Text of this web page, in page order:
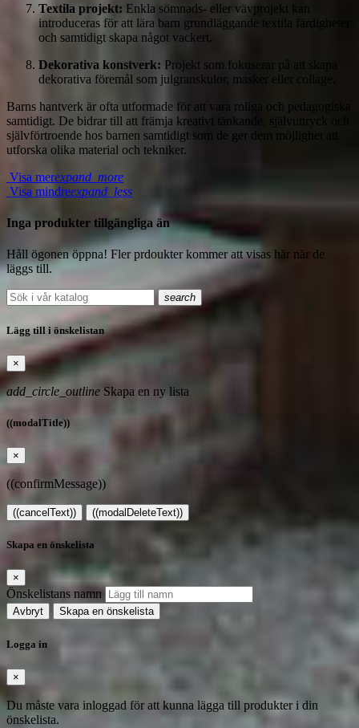
Textila projekt: Enkla sömnads- eller vävprojekt kan
introduceras för att lära barn grundläggande textila färdigheter
och samtidigt skapa något vackert.
Dekorativa konstverk: Projekt som fokuserar på att skapa
dekorativa föremål som julgranskulor, masker eller collage.
Barns hantverk är ofta utformade för att vara roliga och pedagogiska
samtidigt. De bidrar till att främja kreativt tänkande, självuttryck och
självförtroende hos barnen samtidigt som de ger dem möjlighet att
utforska olika material och tekniker.
Visa merexpand_more
Visa mindreexpand_less
Inga produkter tillgängliga än
Håll ögonen öppna! Fler prdoukter kommer att visas här när de
läggs till.
search
Lägg till i önskelistan
×
add_circle_outline Skapa en ny lista
((modalTitle))
×
((confirmMessage))
((cancelText)) ((modalDeleteText))
Skapa en önskelista
×
Önskelistans namn
Avbryt Skapa en önskelista
Logga in
×
Du måste vara inloggad för att kunna lägga till produkter i din
önskelista.